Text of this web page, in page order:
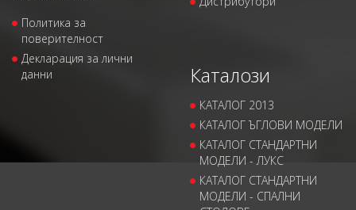
Политика за
поверителност
Декларация за лични
данни
Каталози
КАТАЛОГ 2013
КАТАЛОГ ЪГЛОВИ МОДЕЛИ
КАТАЛОГ СТАНДАРТНИ
МОДЕЛИ - ЛУКС
КАТАЛОГ СТАНДАРТНИ
МОДЕЛИ - СПАЛНИ